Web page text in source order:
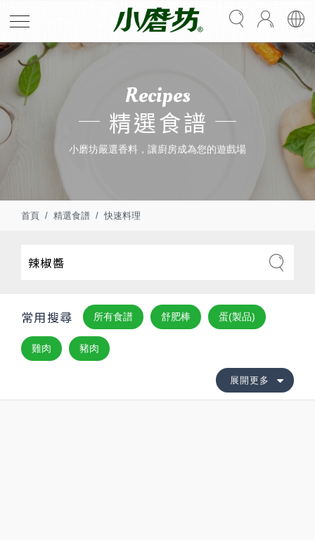
Recipes
精選食譜
小磨坊嚴選香料，讓廚房成為您的遊戲場
首頁 精選食譜 快速料理
常用搜尋 所有食譜 舒肥棒 蛋(製品)
雞肉 豬肉
展開更多